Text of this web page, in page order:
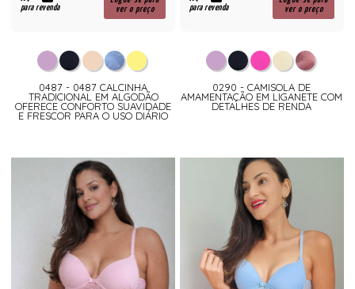
para revenda
ver o preço
0487 - 0487 CALCINHA
TRADICIONAL EM ALGODÃO
OFERECE CONFORTO SUAVIDADE
E FRESCOR PARA O USO DIÁRIO
para revenda
ver o preço
0290 - CAMISOLA DE
AMAMENTAÇÃO EM LIGANETE COM
DETALHES DE RENDA